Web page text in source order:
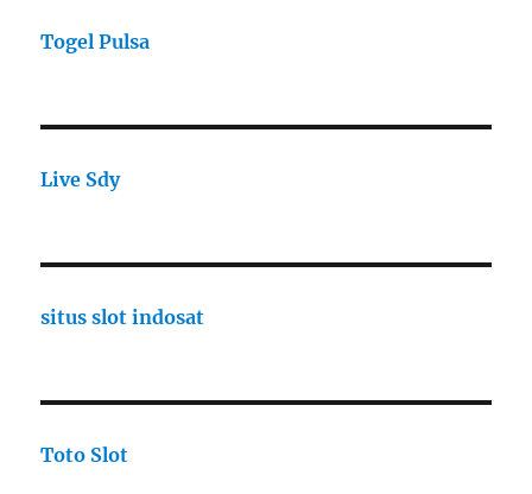
Togel Pulsa
Live Sdy
situs slot indosat
Toto Slot